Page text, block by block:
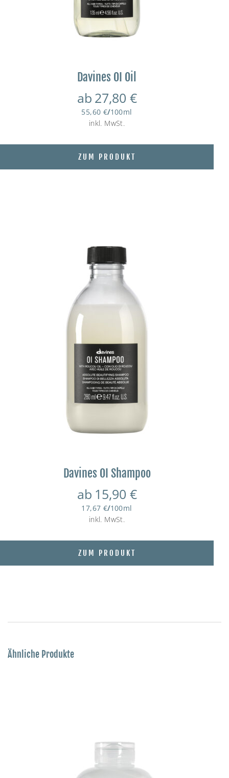
Davines OI Oil
ab 27,80 €
55,60 €/100ml
inkl. MwSt.
ZUM PRODUKT
Davines OI Shampoo
ab 15,90 €
17,67 €/100ml
inkl. MwSt.
ZUM PRODUKT
Ähnliche Produkte